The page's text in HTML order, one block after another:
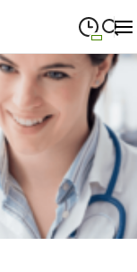
Suche schließen
09:00 19:30
09:00 19:30
09:00—19:30
09:00—19:30